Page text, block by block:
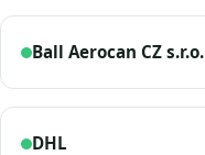
Ball Aerocan CZ s.r.o.
DHL